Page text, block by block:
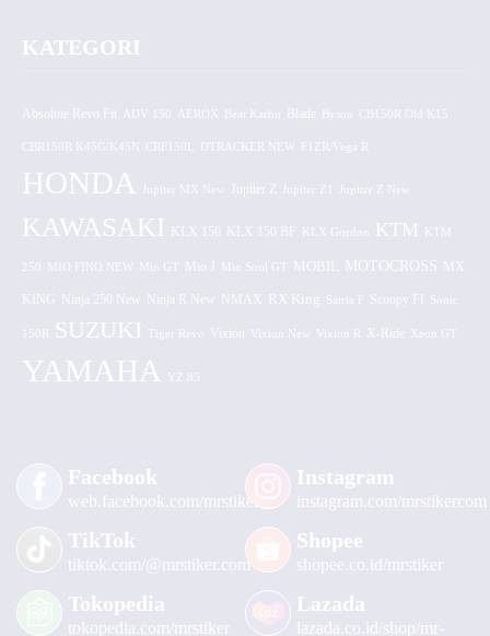
KATEGORI
Absolute Revo Fit ADV 150 AEROX CB150R Old K15
CBR150R K45G/K45N CRF150L DTRACKER NEW F1ZR/Vega R
HONDA Jupiter MX New Jupiter Z
KAWASAKI KLX 150 KLX 150 BF KLX Gordon KTM KTM
250 MIO FINO NEW Mio GT Mio J Mio Soul GT MOBIL MOTOCROSS MX
KING Ninja 250 New Ninja R New NMAX RX King Satria F Scoopy FI Sonic
150R SUZUKI Tiger Revo Vixion Vixion New Vixion R X-Ride Xeon GT
YAMAHA YZ 85
Facebook
web.facebook.com/mrstiker
Instagram
instagram.com/mrstikercom
TikTok
tiktok.com/@mrstiker.com
Shopee
shopee.co.id/mrstiker
Tokopedia
tokopedia.com/mrstiker
Lazada
lazada.co.id/shop/mr-